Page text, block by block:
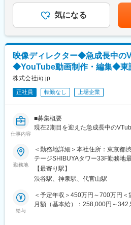
なクリエイティブの制作について
す。
【組織構成】
ブランドエクスペリエンス部には
ンバーが在籍しています。デザイ
イター、エディター、フロントエ
ざまなバックグラウンドを持った
バーのほか、マーケティング施策
されています。
現在、業界経験が豊富な人材を中
で、そのメンバーとしてお迎えい
・グラフィックグループは、コン
ド、遊技機と多様なプラットフォ
・ベテランスタッフが多数在籍し
■開発環境：
3Dツール：Maya、3ds Max
2Dツール：Photoshop、Illustrator
■働き方：
IMAGICA GROUPの安定した基盤
体制も整っており、プライベート
ける環境を推進しています。
■当社について：
IMAGICA GROUPにおけるゲーム
新たにスタートいたしました。
年収は、モデルであり、ご経験・
により決定いたします。■賞与：
も目安の金額であり、選考を通じ
月給(月額)は固定手当を含めた表記
気になる
映像ディレクター◆急成長中の
◆YouTube動画制作・編集◆東
株式会社jig.jp
正社員 転勤なし 上場企業
仕事内容
■募集概要
現在2期目を迎えた急成長中の
す。
コンテンツ担当ディレクターが企
に、「どう見せればファンの心を
最大化できるか」をディスカッシ
なって動画を完成させていくポジ
の編集にとどまらず、演出やビジ
イティブな裁量を持って取り組ん
勤務地
＜勤務地詳細＞本社住所：東京都
テージSHIBUYAタワー33F勤務地
対策：敷地内喫煙可能場所あり変
【最寄り駅】
渋谷駅、神泉駅、代官山駅
給与
＜予定年収＞450万円～700万円＜
月額（基本給）：258,000円～